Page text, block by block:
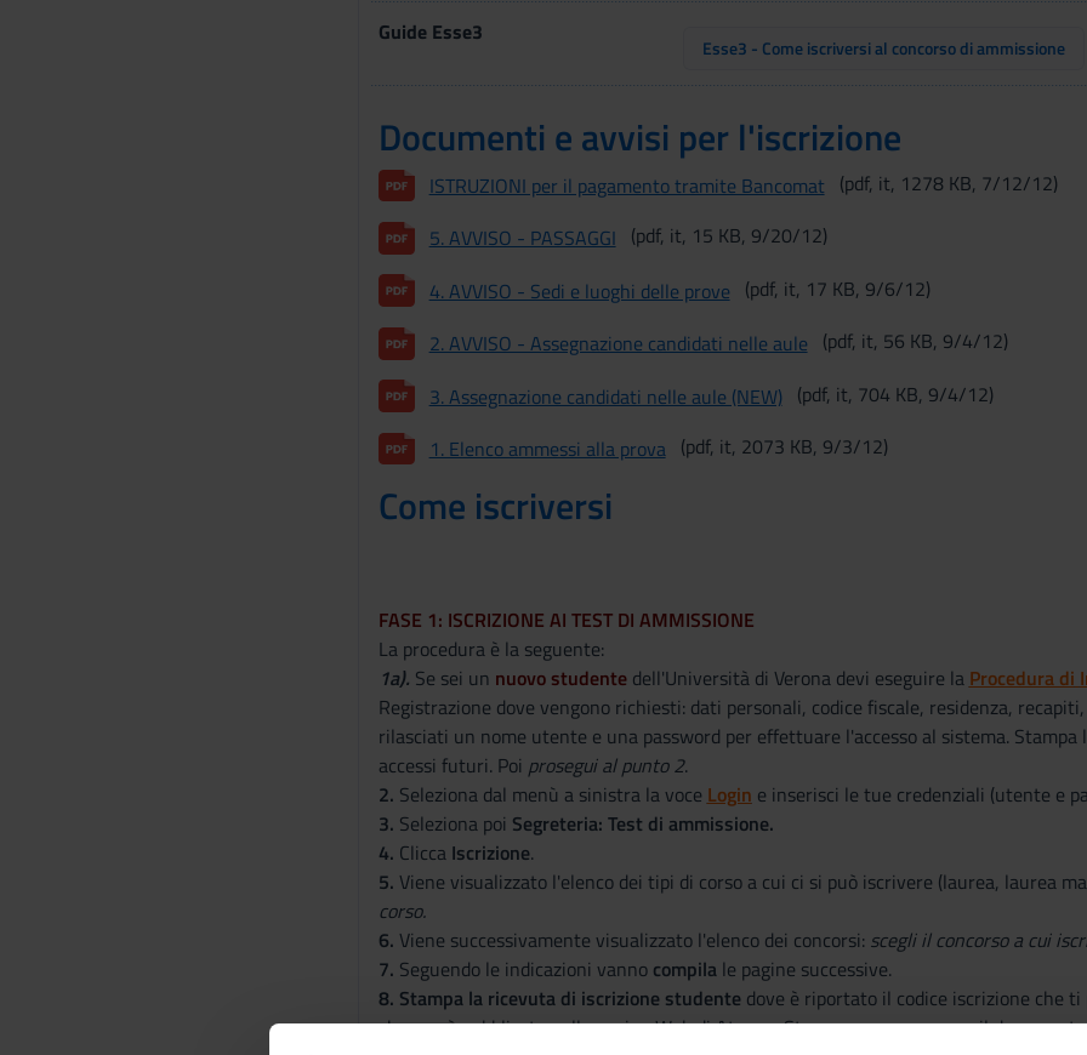
Guide Esse3
Esse3 - Come iscriversi al concorso di ammissione
Documenti e avvisi per l'iscrizione
ISTRUZIONI per il pagamento tramite Bancomat (pdf, it, 1278 KB, 7/12/12)
5. AVVISO - PASSAGGI (pdf, it, 15 KB, 9/20/12)
4. AVVISO - Sedi e luoghi delle prove (pdf, it, 17 KB, 9/6/12)
2. AVVISO - Assegnazione candidati nelle aule (pdf, it, 56 KB, 9/4/12)
3. Assegnazione candidati nelle aule (NEW) (pdf, it, 704 KB, 9/4/12)
1. Elenco ammessi alla prova (pdf, it, 2073 KB, 9/3/12)
Come iscriversi
FASE 1: ISCRIZIONE AI TEST DI AMMISSIONE
La procedura è la seguente:
1a). Se sei un nuovo studentedell'Università di Verona devi eseguire la Procedura di
Registrazione dove vengono richiesti: dati personali, codice fiscale, residenza,
rilasciati un nome utente e una password per effettuare l'accesso al sistema.
accessi futuri. Poi prosegui al punto 2.
2. Seleziona dal menù a sinistra la voce Login e inserisci le tue credenziali (utente e
3. Seleziona poi Segreteria: Test di ammissione.
4. Clicca Iscrizione.
5. Viene visualizzato l'elenco dei tipi di corso a cui ci si può iscrivere (laurea, laurea
corso.
6. Viene successivamente visualizzato l'elenco dei concorsi: scegli il concorso a cui
7. Seguendo le indicazioni vanno compila le pagine successive.
8. Stampa la ricevuta di iscrizione studentedove è riportato il codice iscrizione che
che verrà pubblicata nella pagina Web di Ateneo. Stampare e conservare il